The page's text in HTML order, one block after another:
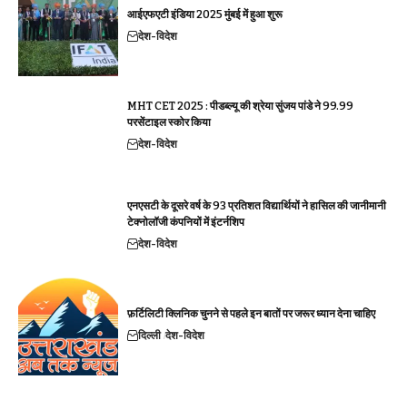
आईएफएटी इंडिया 2025 मुंबई में हुआ शुरू
देश-विदेश
MHT CET 2025 : पीडब्ल्यू की श्रेया सुंजय पांडे ने 99.99
परसेंटाइल स्कोर किया
देश-विदेश
एनएसटी के दूसरे वर्ष के 93 प्रतिशत विद्यार्थियों ने हासिल की जानीमानी
टेक्नोलॉजी कंपनियों में इंटर्नशिप
देश-विदेश
फ़र्टिलिटी क्लिनिक चुनने से पहले इन बातों पर जरूर ध्यान देना चाहिए
दिल्ली देश-विदेश